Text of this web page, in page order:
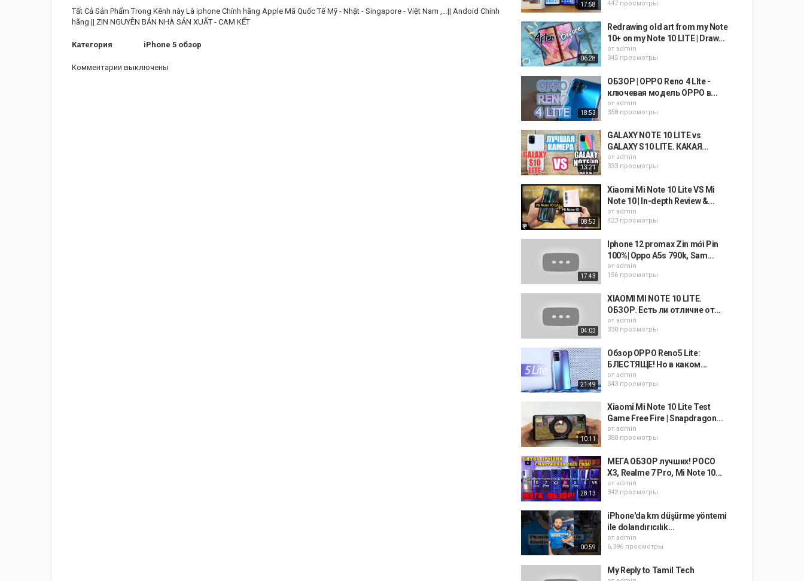
Tất Cả Sản Phẩm Trong Kênh này Là iphone Chính hãng Apple Mã Quốc Tế Mỹ - Nhật - Singapore - Việt Nam ,...|| Andoid Chính
hãng || ZIN NGUYÊN BẢN NHÀ SẢN XUẤT - CAM KẾT
Категория iPhone 5 обзор
Комментарии выключены
17:58 447 просмотры
06:28
Redrawing old art from my Note
10+ on my Note 10 LITE | Draw...
от admin
345 просмотры
18:53
ОБЗОР | OPPO Reno 4 LIte -
ключевая модель OPPO в...
от admin
358 просмотры
13:21
GALAXY NOTE 10 LITE vs
GALAXY S10 LITE. КАКАЯ...
от admin
333 просмотры
08:53
Xiaomi Mi Note 10 Lite VS Mi
Note 10 | In-depth Review &...
от admin
423 просмотры
17:43
Iphone 12 promax Zin mới Pin
100%| Oppo A5s 790k, Sam...
от admin
156 просмотры
04:03
XIAOMI MI NOTE 10 LITE.
ОБЗОР. Есть ли отличие от...
от admin
330 просмотры
21:49
Обзор OPPO Reno5 Lite:
БЛЕСТЯЩЕ! Но в каком...
от admin
343 просмотры
10:11
Xiaomi Mi Note 10 Lite Test
Game Free Fire | Snapdragon...
от admin
388 просмотры
28:13
МЕГА ОБЗОР лучших! POCO
X3, Realme 7 Pro, Mi Note 10...
от admin
342 просмотры
00:59
iPhone'da km düşürme yöntemi
ile dolandırıcılık...
от admin
6,396 просмотры
My Reply to Tamil Tech